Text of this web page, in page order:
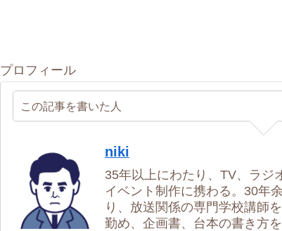
プロフィール
この記事を書いた人
niki
35年以上にわたり、TV、ラジ
イベント制作に携わる。30年
り、放送関係の専門学校講師を
勤め、企画書、台本の書き方を